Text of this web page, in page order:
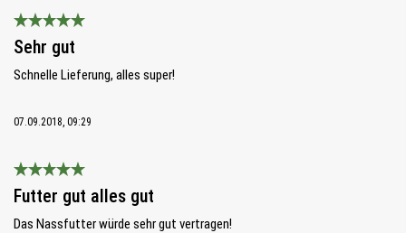
Bewertung mit 5 von 5 Sternen
Sehr gut
Schnelle Lieferung, alles super!
07.09.2018, 09:29
Futter gut alles gut
Das Nassfutter würde sehr gut vertragen!